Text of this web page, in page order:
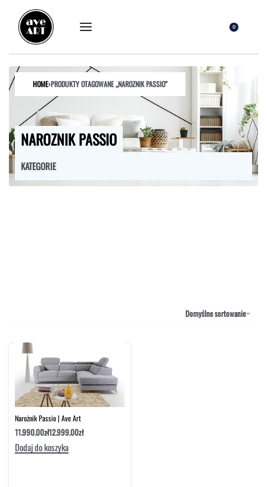
0
HOME›PRODUKTY OTAGOWANE „NAROZNIK PASSIO”
NAROZNIK PASSIO
KATEGORIE
SZAFKI I KOMODY
Domyślne sortowanie
Narożnik Passio | Ave Art
11.990.00zł12.999.00zł
Dodaj do koszyka